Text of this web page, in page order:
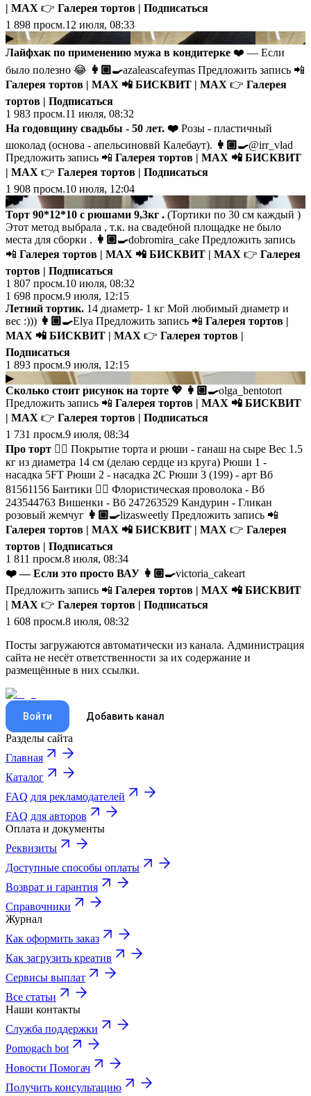
| MAX 👉 Галерея тортов | Подписаться
1 898 просм.12 июля, 08:33
▶
Лайфхак по применению мужа в кондитерке ❤️ — Если
было полезно 😂 👩🏼‍🍳azaleascafeymas Предложить запись 📲
Галерея тортов | MAX 📲 БИСКВИТ | MAX 👉 Галерея
тортов | Подписаться
1 983 просм.11 июля, 08:32
На годовщину свадьбы - 50 лет. ❤️ Розы - пластичный
шоколад (основа - апельсиноввй Калебаут). 👩🏼‍🍳@irr_vlad
Предложить запись 📲 Галерея тортов | MAX 📲 БИСКВИТ
| MAX 👉 Галерея тортов | Подписаться
1 908 просм.10 июля, 12:04
▶
Торт 90*12*10 с рюшами 9,3кг . (Тортики по 30 см каждый )
Этот метод выбрала , т.к. на свадебной площадке не было
места для сборки . 👩🏼‍🍳dobromira_cake Предложить запись
📲 Галерея тортов | MAX 📲 БИСКВИТ | MAX 👉 Галерея
тортов | Подписаться
1 807 просм.10 июля, 08:32
1 698 просм.9 июля, 12:15
Летний тортик. 14 диаметр- 1 кг Мой любимый диаметр и
вес :))) 👩🏼‍🍳Elya Предложить запись 📲 Галерея тортов |
MAX 📲 БИСКВИТ | MAX 👉 Галерея тортов |
Подписаться
1 893 просм.9 июля, 12:15
▶
Сколько стоит рисунок на торте 💖 👩🏼‍🍳olga_bentotort
Предложить запись 📲 Галерея тортов | MAX 📲 БИСКВИТ
| MAX 👉 Галерея тортов | Подписаться
1 731 просм.9 июля, 08:34
Про торт 👇🏼 Покрытие торта и рюши - ганаш на сыре Вес 1.5
кг из диаметра 14 см (делаю сердце из круга) Рюши 1 -
насадка 5FT Рюши 2 - насадка 2С Рюши 3 (199) - арт Вб
81561156 Бантики 👇🏼 Флористическая проволока - Вб
243544763 Вишенки - Вб 247263529 Кандурин - Гликан
розовый жемчуг 👩🏼‍🍳lizasweetly Предложить запись 📲
Галерея тортов | MAX 📲 БИСКВИТ | MAX 👉 Галерея
тортов | Подписаться
1 811 просм.8 июля, 08:34
❤️ — Если это просто ВАУ 👩🏼‍🍳victoria_cakeart
Предложить запись 📲 Галерея тортов | MAX 📲 БИСКВИТ
| MAX 👉 Галерея тортов | Подписаться
1 608 просм.8 июля, 08:32
Посты загружаются автоматически из канала. Администрация
сайта не несёт ответственности за их содержание и
размещённые в них ссылки.
Войти Добавить канал
Разделы сайта
Главная
Каталог
FAQ для рекламодателей
FAQ для авторов
Оплата и документы
Реквизиты
Доступные способы оплаты
Возврат и гарантия
Справочники
Журнал
Как оформить заказ
Как загрузить креатив
Сервисы выплат
Все статьи
Наши контакты
Служба поддержки
Pomogach bot
Новости Помогач
Получить консультацию